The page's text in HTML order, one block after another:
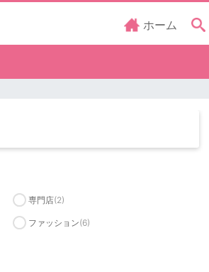
ホーム
専門店(2)
ファッション(6)